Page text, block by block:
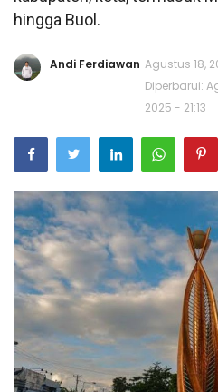
Berita Islam
Nasional
Pendidikan
Bisnis
Internasional
Al-Qur'an Online
Lifestyle
Olahraga
hingga Buol.
Andi Ferdiawan Agustus 18,
Diperbarui:
2025 - 21:13